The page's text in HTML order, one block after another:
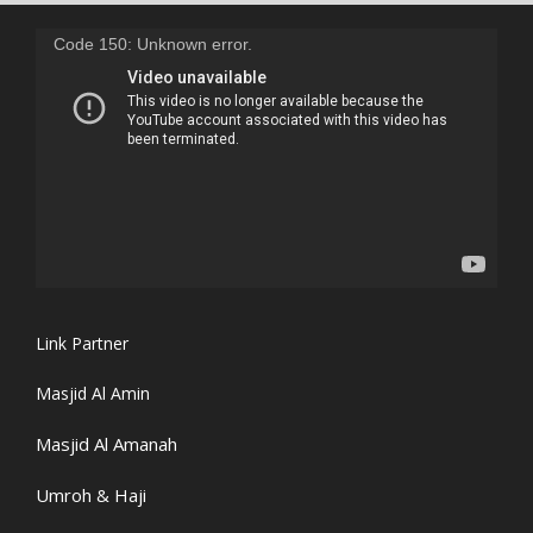
Code 150: Unknown error.
Link Partner
Masjid Al Amin
Masjid Al Amanah
Umroh & Haji